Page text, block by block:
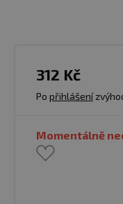
312 Kč
Po přihlášení
Momentálně